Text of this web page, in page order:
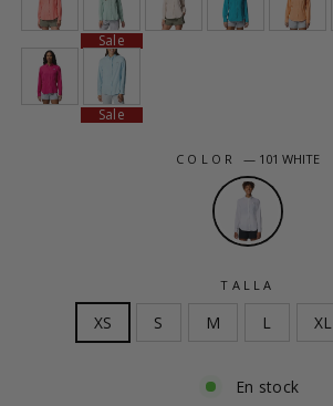
Sale
Sale
COLOR — 101 WHITE
TALLA
XS S M L XL
En stock